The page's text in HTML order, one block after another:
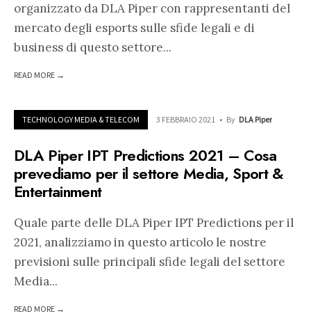
organizzato da DLA Piper con rappresentanti del
mercato degli esports sulle sfide legali e di
business di questo settore...
READ MORE →
TECHNOLOGY MEDIA & TELECOM 3 FEBBRAIO 2021 • By DLA Piper
DLA Piper IPT Predictions 2021 – Cosa
prevediamo per il settore Media, Sport &
Entertainment
Quale parte delle DLA Piper IPT Predictions per il
2021, analizziamo in questo articolo le nostre
previsioni sulle principali sfide legali del settore
Media...
READ MORE →